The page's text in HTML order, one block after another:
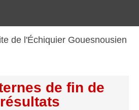
de l'Échiquier Gouesnousien
de fin de